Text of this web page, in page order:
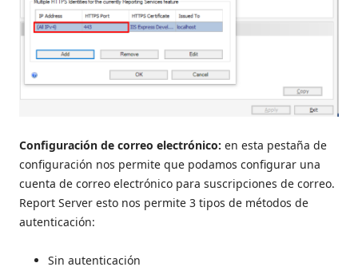
Configuración de correo electrónico: en esta pestaña de
configuración nos permite que podamos configurar una
cuenta de correo electrónico para suscripciones de correo.
Report Server esto nos permite 3 tipos de métodos de
autenticación:
Sin autenticación